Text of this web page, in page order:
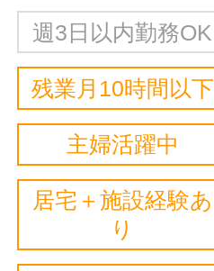
週3日以内勤務OK
残業月10時間以下
主婦活躍中
居宅＋施設経験あ
り